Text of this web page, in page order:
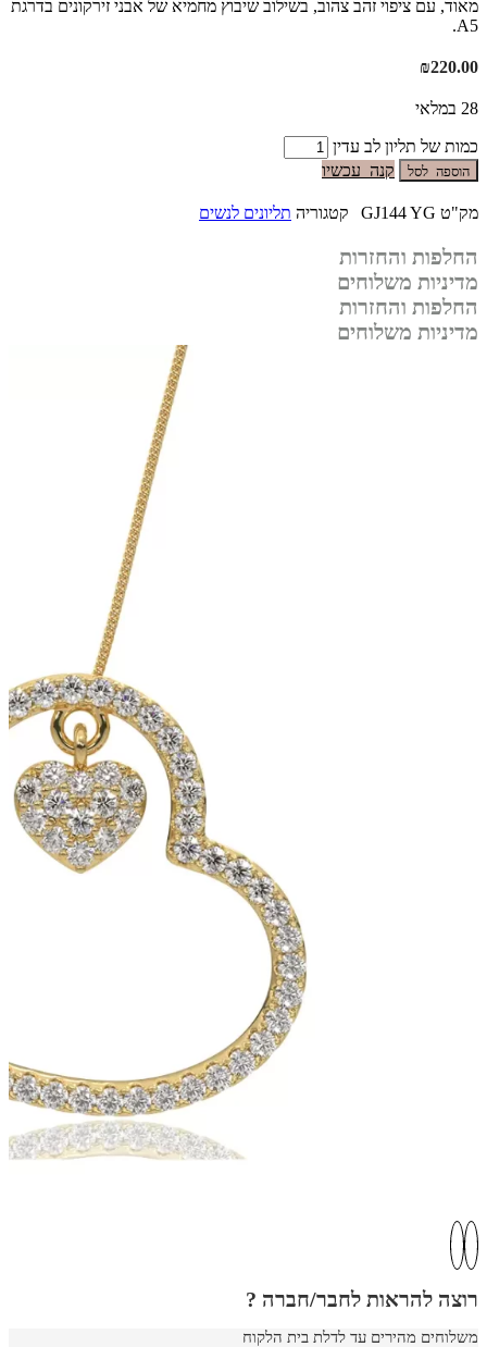
מאוד, עם ציפוי זהב צהוב, בשילוב שיבוץ מחמיא של אבני זירקונים בדרגת
A5.
₪220.00
28 במלאי
כמות של תליון לב עדין
הוספה לסל קנה עכשיו
מק"ט GJ144 YG קטגוריה תליונים לנשים
החלפות והחזרות
מדיניות משלוחים
החלפות והחזרות
מדיניות משלוחים
רוצה להראות לחבר/חברה ?
משלוחים מהירים עד לדלת בית הלקוח